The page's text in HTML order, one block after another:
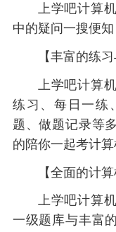
上学吧计算
中的疑问一搜便
【丰富的练
上学吧计算
练习、每日一练
题、做题记录等
的陪你一起考计算
【全面的计
上学吧计算
一级题库与丰富